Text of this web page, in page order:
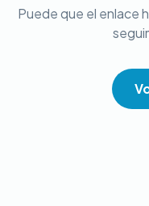
Puede que el enlace